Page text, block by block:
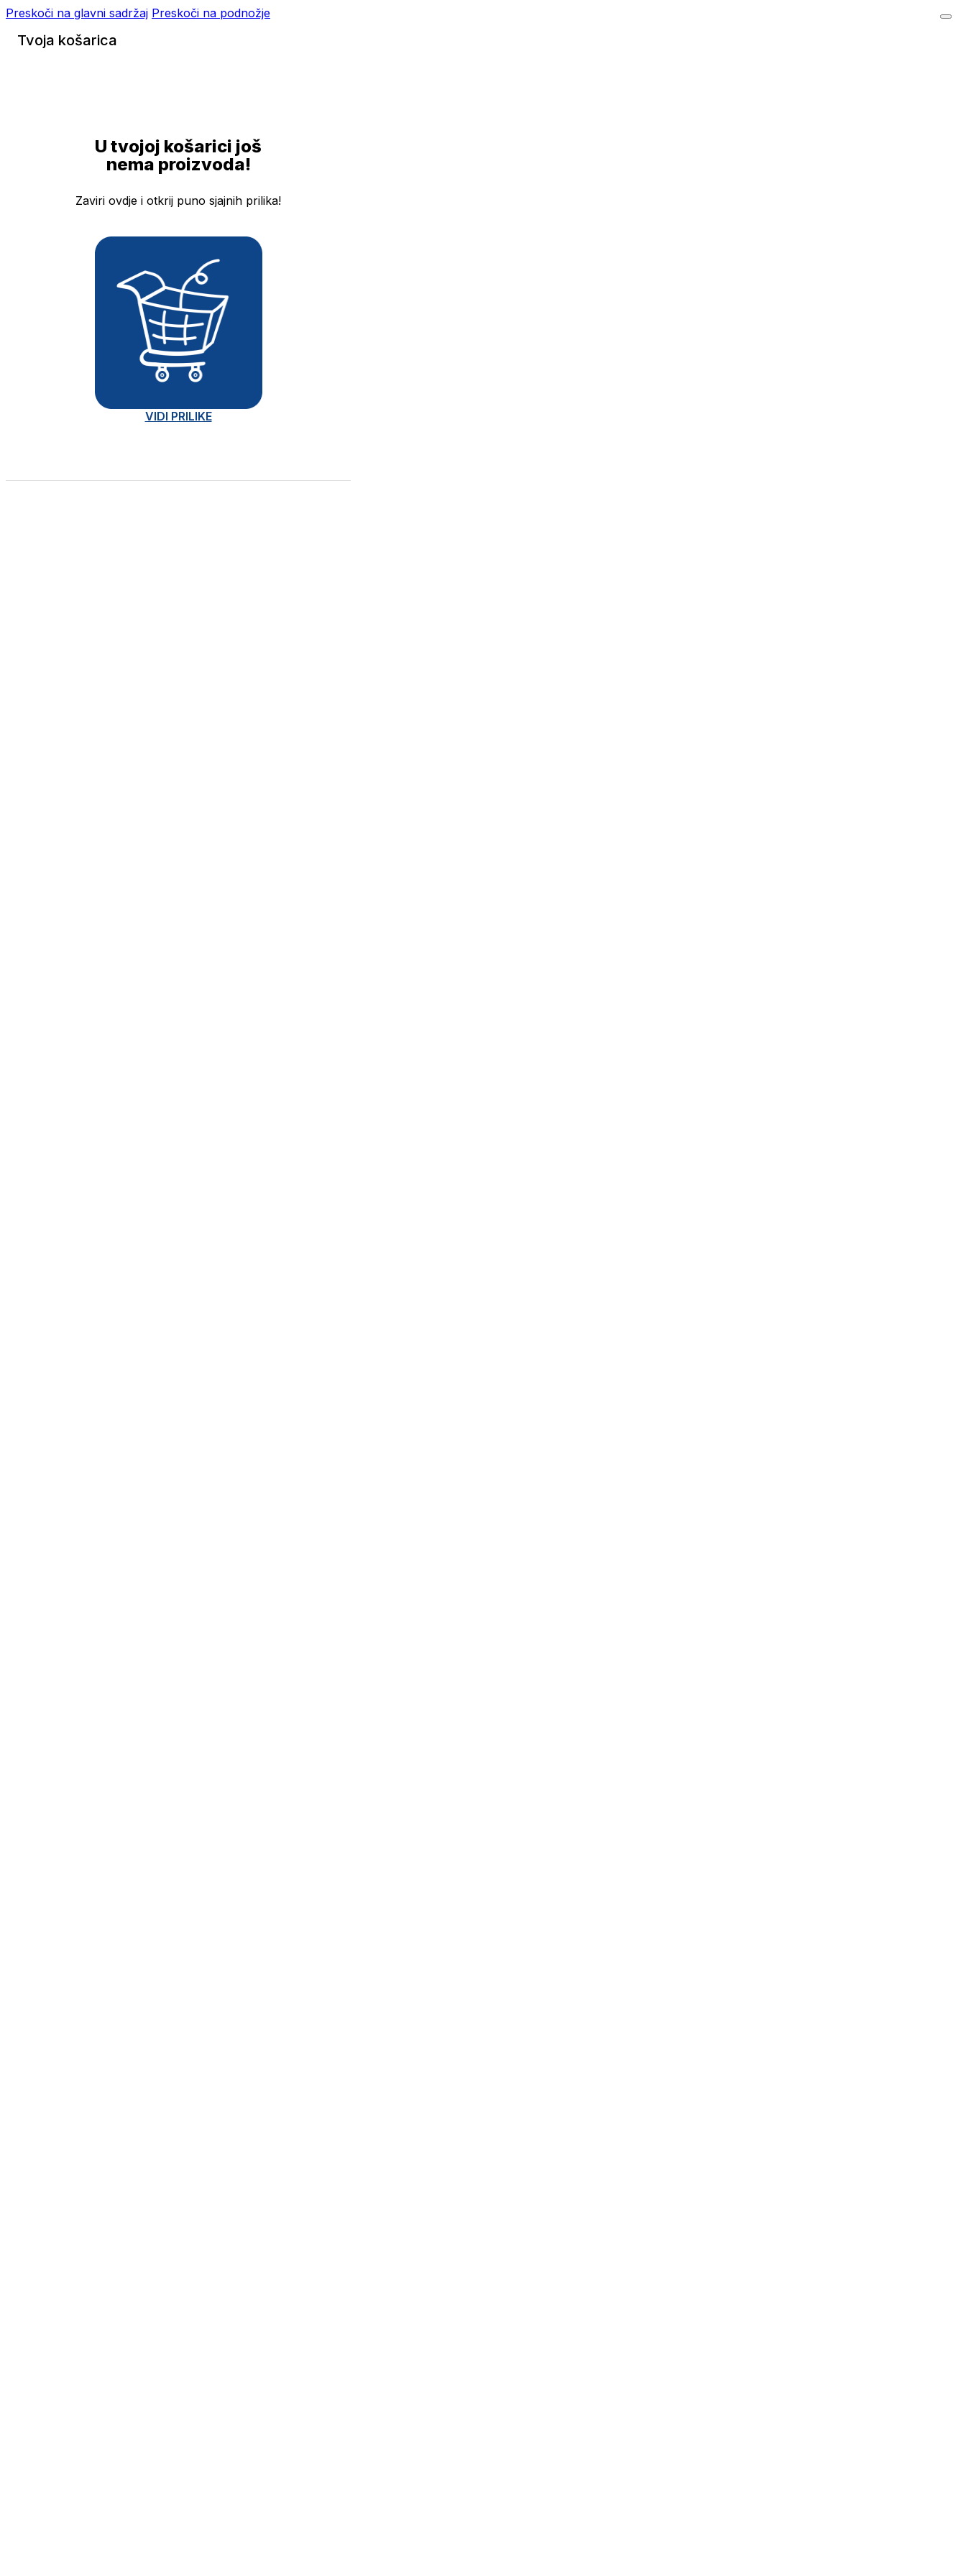
Preskoči na glavni sadržaj Preskoči na podnožje
Tvoja košarica
U tvojoj košarici još
nema proizvoda!
Zaviri ovdje i otkrij puno sjajnih prilika!
VIDI PRILIKE